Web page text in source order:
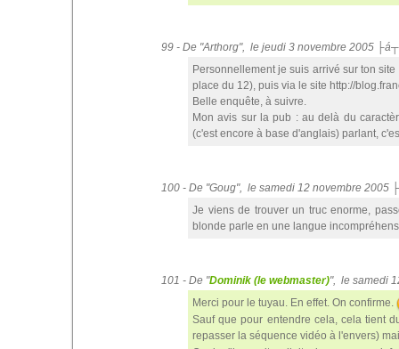
99 - De "Arthorg", le jeudi 3 novembre 2005
Personnellement je suis arrivé sur ton
place du 12), puis via le site http://
Belle enquête, à suivre.
Mon avis sur la pub : au delà du
(c'est encore à base d'anglais) parlant,
100 - De "Goug", le samedi 12 novembre 2005
Je viens de trouver un truc enorme,
blonde parle en une langue
101 - De "Dominik (le webmaster)", le samedi
Merci pour le tuyau. En effet. On confirme.
Sauf que pour entendre cela, cela tient
repasser la séquence vidéo à l'envers)